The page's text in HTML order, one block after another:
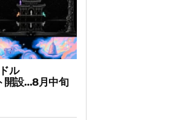
ル
開設…8月中旬